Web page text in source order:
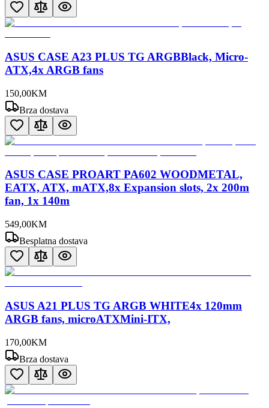
ASUS CASE A23 PLUS TG ARGBBlack, Micro-
ATX,4x ARGB fans
150,00KM
Brza dostava
ASUS CASE PROART PA602 WOODMETAL,
EATX, ATX, mATX,8x Expansion slots, 2x 200m
fan, 1x 140m
549,00KM
Besplatna dostava
ASUS A21 PLUS TG ARGB WHITE4x 120mm
ARGB fans, microATXMini-ITX,
170,00KM
Brza dostava